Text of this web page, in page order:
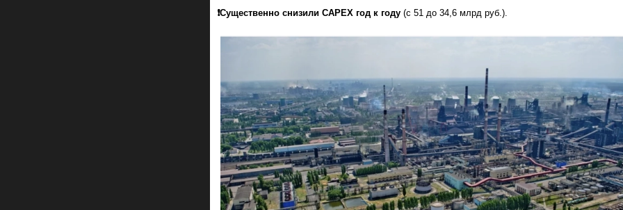
❗️Существенно снизили CAPEX год к году (с 51 до 34,6 млрд руб.).